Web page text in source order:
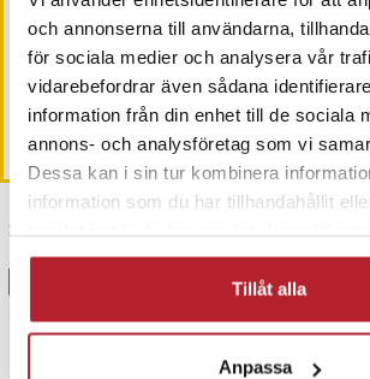
och annonserna till användarna,
för sociala medier och analysera vår
vidarebefordrar även sådana
information från din enhet till de sociala
annons- och analysföretag som vi
Dessa kan i sin tur kombinera
information som du har tillhandahållit
Tillåt alla
Anpassa
Kabel 60W 2m - Svart
Pris :49 kr
49 kr
I lager, levereras inom 1-2 vardagar
Köp
till Lightning
Pris: 59 kr
59 kr
I lager,
Senast besökta
BÄSTSÄLJARE